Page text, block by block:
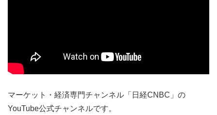
マーケット・経済専門チャンネル「日経CNBC」の
YouTube公式チャンネルです。